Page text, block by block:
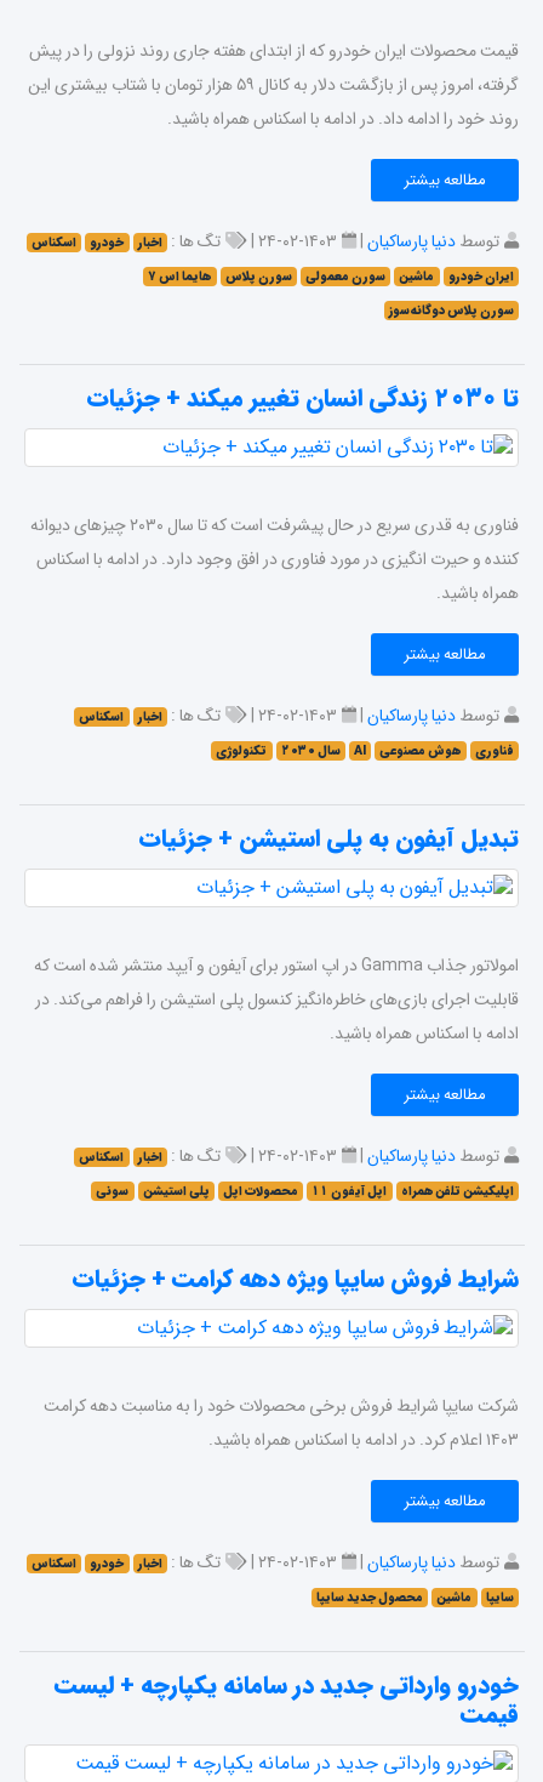
قیمت محصولات ایران خودرو که از ابتدای هفته جاری روند نزولی را در پیش
گرفته، امروز پس از بازگشت دلار به کانال ۵۹ هزار تومان با شتاب بیشتری این
روند خود را ادامه داد. در ادامه با اسکناس همراه باشید.
مطالعه بیشتر
توسطدنیا پارساکیان| ۱۴۰۳-۰۲-۲۴ | تگ ها : اخبار خودرو
اسکناس
ایران خودرو
ماشین سورن معمولی سورن پلاس
هایما اس ۷
سورن پلاس دوگانه‌سوز
تا ۲۰۳۰ زندگی انسان تغییر میکند + جزئیات
فناوری به قدری سریع در حال پیشرفت است که تا سال ۲۰۳۰ چیز‌های دیوانه
کننده و حیرت انگیزی در مورد فناوری در افق وجود دارد. در ادامه با اسکناس
همراه باشید.
مطالعه بیشتر
توسطدنیا پارساکیان| ۱۴۰۳-۰۲-۲۴ | تگ ها : اخبار
اسکناس
فناوری
هوش مصنوعی AI سال ۲۰۳۰ تکنولوژی
تبدیل آیفون به پلی استیشن + جزئیات
امولاتور جذاب Gamma در اپ استور برای آیفون و آیپد منتشر شده است که
قابلیت اجرای بازی‌های خاطره‌انگیز کنسول پلی استیشن را فراهم می‌کند. در
ادامه با اسکناس همراه باشید.
مطالعه بیشتر
توسطدنیا پارساکیان| ۱۴۰۳-۰۲-۲۴ | تگ ها : اخبار
اسکناس
اپلیکیشن تلفن همراه
اپل آیفون ۱۱ محصولات اپل پلی استیشن سونی
شرایط فروش سایپا ویژه دهه کرامت + جزئیات
شرکت سایپا شرایط فروش برخی محصولات خود را به مناسبت دهه کرامت
۱۴۰۳ اعلام کرد. در ادامه با اسکناس همراه باشید.
مطالعه بیشتر
توسطدنیا پارساکیان| ۱۴۰۳-۰۲-۲۴ | تگ ها : اخبار خودرو
اسکناس
سایپا
ماشین محصول جدید سایپا
خودرو وارداتی جدید در سامانه یکپارچه + ليست
قيمت